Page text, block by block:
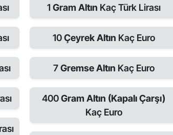
1 Gram Altın Kaç Türk Lirası
10Çeyrek Altın Kaç Euro
7Gremse Altın Kaç Euro
400Gram Altın (Kapalı Çarşı)
Kaç Euro